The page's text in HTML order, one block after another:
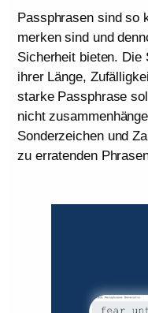
Passphrasen sind so
merken sind und
Sicherheit bieten. Die
ihrer Länge,
starke Passphrase
nicht
Sonderzeichen und
zu erratenden